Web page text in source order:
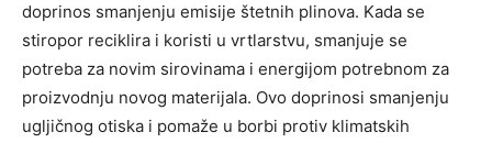
doprinos smanjenju emisije štetnih plinova. Kada se
stiropor reciklira i koristi u vrtlarstvu, smanjuje se
potreba za novim sirovinama i energijom potrebnom za
proizvodnju novog materijala. Ovo doprinosi smanjenju
ugljičnog otiska i pomaže u borbi protiv klimatskih